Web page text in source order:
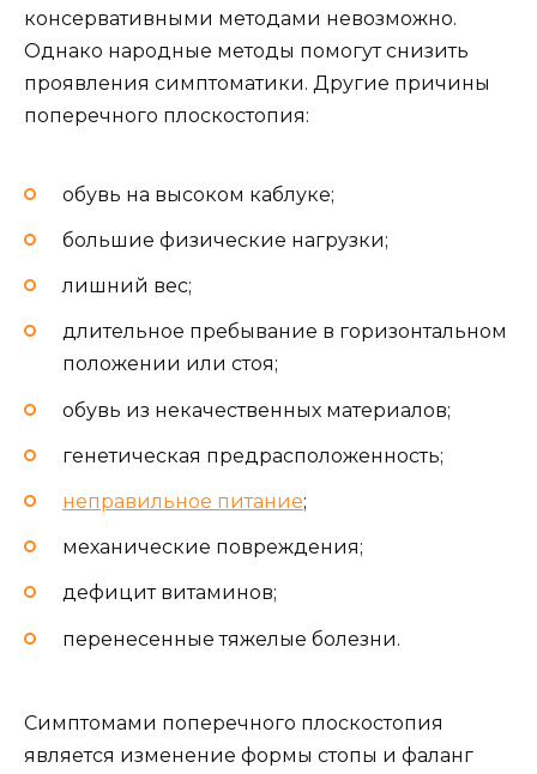
консервативными методами невозможно.
Однако народные методы помогут снизить
проявления симптоматики. Другие причины
поперечного плоскостопия:
обувь на высоком каблуке;
большие физические нагрузки;
лишний вес;
длительное пребывание в горизонтальном
положении или стоя;
обувь из некачественных материалов;
генетическая предрасположенность;
неправильное питание;
механические повреждения;
дефицит витаминов;
перенесенные тяжелые болезни.
Симптомами поперечного плоскостопия
является изменение формы стопы и фаланг